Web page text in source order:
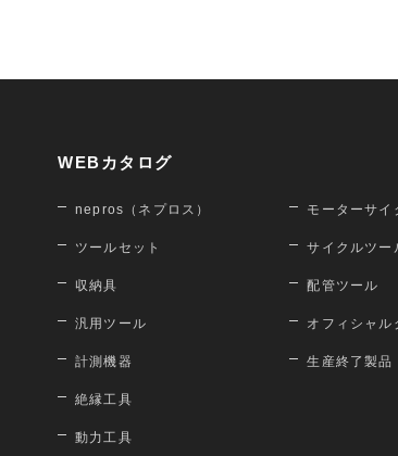
WEBカタログ
nepros（ネプロス）
ツールセット
収納具
汎用ツール
計測機器
絶縁工具
動力工具
モーターサイ
サイクルツー
配管ツール
オフィシャ
生産終了製品